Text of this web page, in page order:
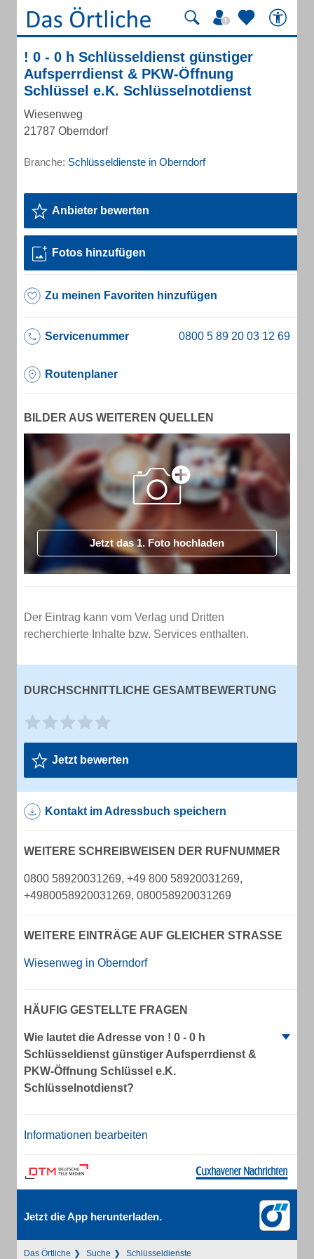
! 0 - 0 h Schlüsseldienst günstiger
Aufsperrdienst & PKW-Öffnung
Schlüssel e.K. Schlüsselnotdienst
Wiesenweg
21787 Oberndorf
Branche: Schlüsseldienste in Oberndorf
Anbieter bewerten
Fotos hinzufügen
Zu meinen Favoriten hinzufügen
Servicenummer
Routenplaner
BILDER AUS WEITEREN QUELLEN
Jetzt das 1. Foto hochladen
Der Eintrag kann vom Verlag und Dritten
recherchierte Inhalte bzw. Services enthalten.
DURCHSCHNITTLICHE GESAMTBEWERTUNG
Jetzt bewerten
Kontakt im Adressbuch speichern
WEITERE SCHREIBWEISEN DER RUFNUMMER
0800 58920031269, +49 800 58920031269,
+4980058920031269, 080058920031269
WEITERE EINTRÄGE AUF GLEICHER STRASSE
Wiesenweg in Oberndorf
HÄUFIG GESTELLTE FRAGEN
Wie lautet die Adresse von ! 0 - 0 h
Schlüsseldienst günstiger Aufsperrdienst &
PKW-Öffnung Schlüssel e.K.
Schlüsselnotdienst?
Informationen bearbeiten
Jetzt die App herunterladen.
Das Örtliche Suche
Schlüsseldienste